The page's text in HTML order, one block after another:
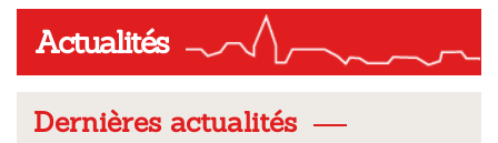
Actualités
Dernières actualités